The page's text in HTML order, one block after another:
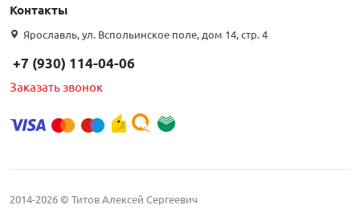
Интернет цена
Контакты
Ярославль, ул. Вспольинское поле, дом 14, стр. 4
+7 (930) 114-04-06
Заказать звонок
2014-2026 © Титов Алексей Сергеевич